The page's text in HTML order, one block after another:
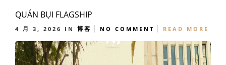
QUÁN BỤI FLAGSHIP
4 月 3, 2026 IN 博客 NO COMMENT READ MORE